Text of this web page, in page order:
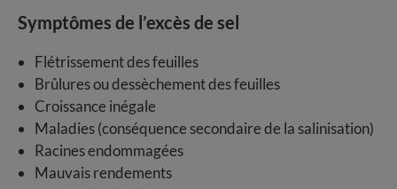
Symptômes de l’excès de sel
Flétrissement des feuilles
Brûlures ou dessèchement des feuilles
Croissance inégale
Maladies (conséquence secondaire de la salinisation)
Racines endommagées
Mauvais rendements